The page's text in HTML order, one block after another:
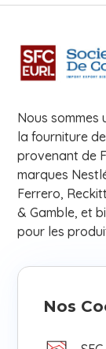
Nous sommes
la fourniture
provenant de
marques
Ferrero,
& Gamble, et
pour les
Nos